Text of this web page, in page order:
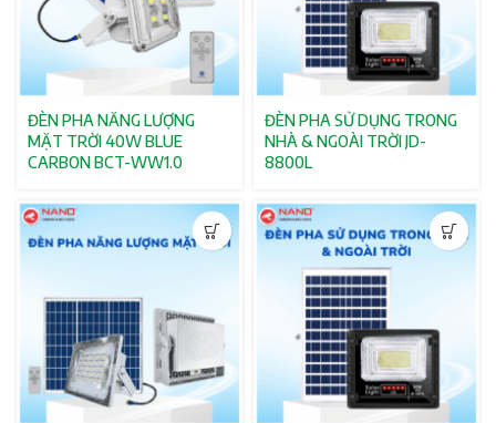
ĐÈN PHA NĂNG LƯỢNG
MẶT TRỜI 40W BLUE
CARBON BCT-WW1.0
ĐÈN PHA SỬ DỤNG TRONG
NHÀ & NGOÀI TRỜI JD-
8800L